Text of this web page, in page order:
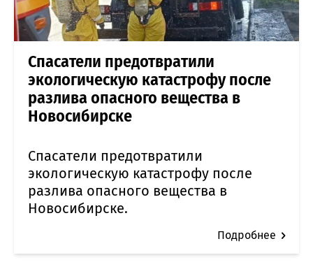
Спасатели предотвратили
экологическую катастрофу после
разлива опасного вещества в
Новосибирске
Спасатели предотвратили
экологическую катастрофу после
разлива опасного вещества в
Новосибирске.
Подробнее